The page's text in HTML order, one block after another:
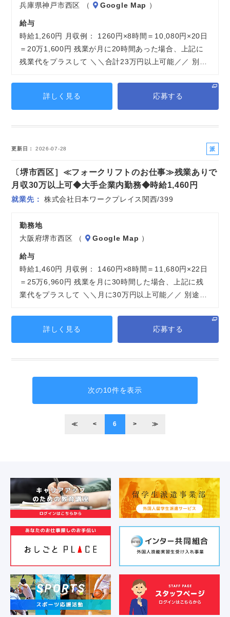
兵庫県神戸市西区 （
Google Map ）
給与
時給1,260円 月収例： 1260円×8時間＝10,080円×20日
＝20万1,600円 残業が月に20時間あった場合、上記に
残業代をプラスして ＼＼合計23万円以上可能／／ 別…
詳しく見る 応募する
更新日 2026-07-28
派
社
〔堺市西区］≪フォークリフトのお仕事≫残業ありで
月収30万以上可◆大手企業内勤務◆時給1,460円
就業先 株式会社日本ワークプレイス関西/399
勤務地
大阪府堺市西区 （
Google Map ）
給与
時給1,460円 月収例： 1460円×8時間＝11,680円×22日
＝25万6,960円 残業を月に30時間した場合、上記に残
業代をプラスして ＼＼月に30万円以上可能／／ 別途…
詳しく見る 応募する
次の10件を表示
≪ < 6 > ≫